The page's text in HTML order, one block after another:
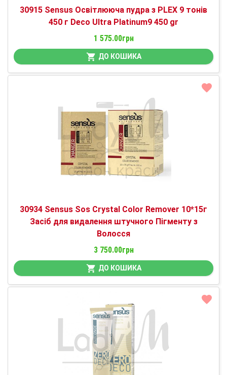
30915 Sensus Освітлююча пудра з PLEX 9 тонів
450 г Deco Ultra Platinum9 450 gr
1 575.00грн
ДО КОШИКА
30934 Sensus Sos Crystal Color Remover 10*15г
Засіб для видалення штучного Пігменту з
Волосся
3 750.00грн
ДО КОШИКА